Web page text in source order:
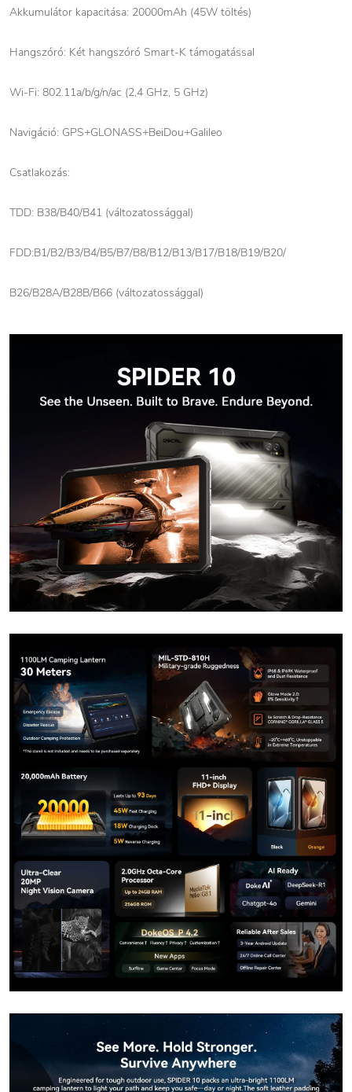
Akkumulátor kapacitása: 20000mAh (45W töltés)
Hangszóró: Két hangszóró Smart-K támogatással
Wi-Fi: 802.11a/b/g/n/ac (2,4 GHz, 5 GHz)
Navigáció: GPS+GLONASS+BeiDou+Galileo
Csatlakozás:
TDD: B38/B40/B41 (változatossággal)
FDD:B1/B2/B3/B4/B5/B7/B8/B12/B13/B17/B18/B19/B20/
B26/B28A/B28B/B66 (változatossággal)